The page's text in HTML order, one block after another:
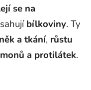
se na
bílkoviny. Ty
a tkání, růstu
a protilátek.